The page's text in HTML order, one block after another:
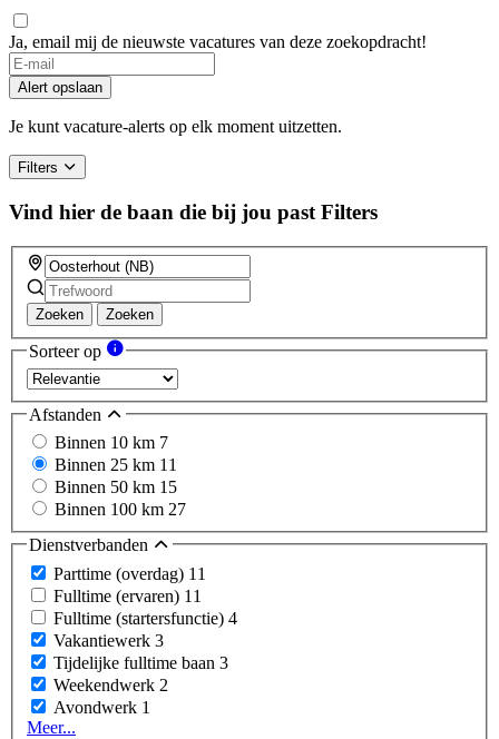
Ja, email mij de nieuwste vacatures van deze zoekopdracht!
Alert opslaan
Je kunt vacature-alerts op elk moment uitzetten.
Filters
Vind hier de baan die bij jou past Filters
Zoeken Zoeken
Sorteer op
Afstanden
Binnen 10 km 7
Binnen 25 km 11
Binnen 50 km 15
Binnen 100 km 27
Dienstverbanden
Parttime (overdag) 11
Fulltime (ervaren) 11
Fulltime (startersfunctie) 4
Vakantiewerk 3
Tijdelijke fulltime baan 3
Weekendwerk 2
Avondwerk 1
Meer...